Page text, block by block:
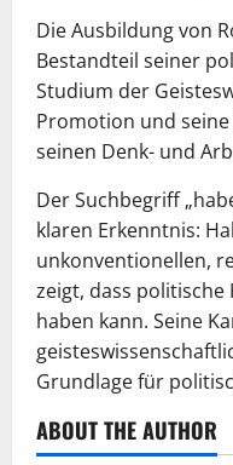
Die Ausbildung von
Bestandteil seiner
Studium der
Promotion und
seinen Denk- und
Der Suchbegriff
klaren Erkenntnis:
unkonventionellen,
zeigt, dass politische
haben kann. Seine
Grundlage für
ABOUT THE AUTHOR